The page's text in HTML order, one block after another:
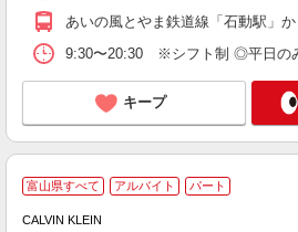
あいの風とやま鉄道線「石動駅」
9:30〜20:30 ※シフト制 ◎平日の
キープ
富山県すべて アルバイト パート
CALVIN KLEIN